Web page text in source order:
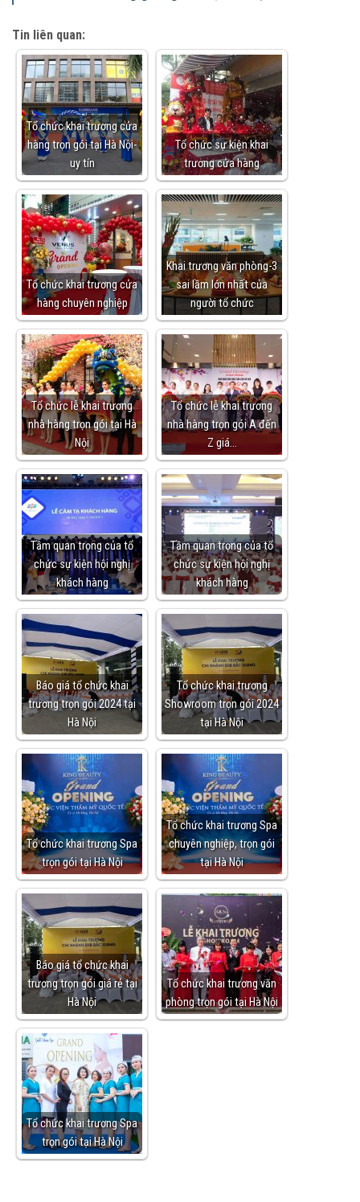
Tin liên quan:
Tổ chức khai trương cửa
hàng trọn gói tại Hà Nội-
uy tín
Tổ chức sự kiện khai
trương cửa hàng
Tổ chức khai trương cửa
hàng chuyên nghiệp
Khai trương văn phòng-3
sai lầm lớn nhất của
người tổ chức
Tổ chức lễ khai trương
nhà hàng trọn gói tại Hà
Nội
Tổ chức lễ khai trương
nhà hàng trọn gói A đến
Z giá…
Tầm quan trọng của tổ
chức sự kiện hội nghị
khách hàng
Tầm quan trọng của tổ
chức sự kiện hội nghị
khách hàng
Báo giá tổ chức khai
trương trọn gói 2024 tại
Hà Nội
Tổ chức khai trương
Showroom trọn gói 2024
tại Hà Nội
Tổ chức khai trương Spa
trọn gói tại Hà Nội
Tổ chức khai trương Spa
chuyên nghiệp, trọn gói
tại Hà Nội
Báo giá tổ chức khai
trương trọn gói giá rẻ tại
Hà Nội
Tổ chức khai trương văn
phòng trọn gói tại Hà Nội
Tổ chức khai trương Spa
trọn gói tại Hà Nội